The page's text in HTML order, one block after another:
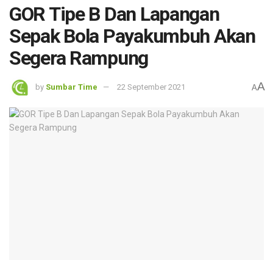
GOR Tipe B Dan Lapangan
Sepak Bola Payakumbuh Akan
Segera Rampung
by Sumbar Time 22 September 2021 AA